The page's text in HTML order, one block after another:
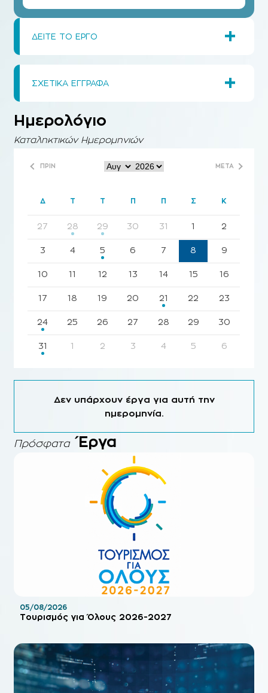
+
ΔΕΙΤΕ ΤΟ ΕΡΓΟ
+
ΣΧΕΤΙΚΑ ΕΓΓΡΑΦΑ
Ημερολόγιο
Καταληκτικών Ημερομηνιών
ΠΡΙΝ ΜΕΤΑ
Δ Τ Τ Π Π Σ Κ
27 28 29 30 31 1 2
3 4 5 6 7 8 9
10 11 12 13 14 15 16
17 18 19 20 21 22 23
24 25 26 27 28 29 30
31 1 2 3 4 5 6
Δεν υπάρχουν έργα για αυτή την
ημερομηνία.
Πρόσφατα Έργα
Τουρισμός για Όλους 2026-2027
05/08/2026